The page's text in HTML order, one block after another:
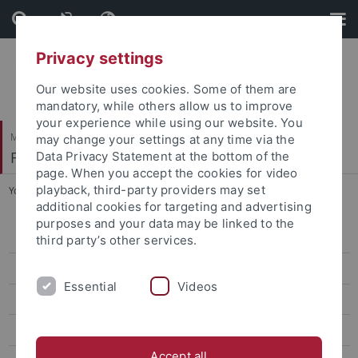
Skip
to
content
Skip
to
footer
Mathematisch-Naturwissenschaftliche Fakultät
Fachbereich Chemie
You are here: Startseite ... Lehramt
Studienberatung
Studiengänge
Privacy settings
Our website uses cookies. Some of them are
mandatory, while others allow us to improve
your experience while using our website. You
may change your settings at any time via the
Data Privacy Statement at the bottom of the
page. When you accept the cookies for video
playback, third-party providers may set
additional cookies for targeting and advertising
purposes and your data may be linked to the
third party’s other services.
Essential Videos